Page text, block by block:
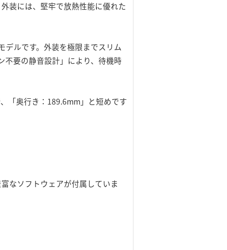
装には、堅牢で放熱性能に優れた
デルです。外装を極限までスリム
不要の静音設計」により、待機時
「奥行き：189.6mm」と短めです
なソフトウェアが付属していま